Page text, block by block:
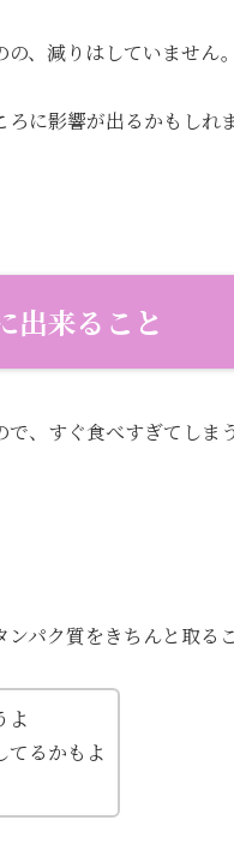
、減りはしていません。
に影響が出るかもしれ
出来ること
、すぐ食べすぎてしまう
パク質をきちんと取る
よ
てるかもよ